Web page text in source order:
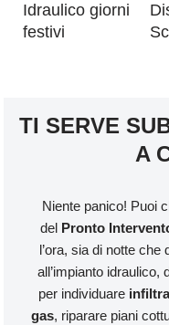
Idraulico giorni
festivi
TI SERVE
A
Niente panico! Puoi
del Pronto
l’ora, sia di notte
all’impianto idraulico,
per individuare
gas, riparare piani